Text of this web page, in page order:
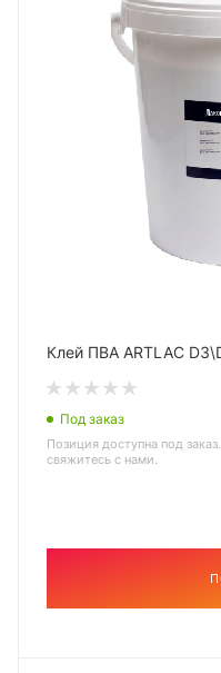
Клей ПВА ARTLAC
Под заказ
Позиция доступна под
свяжитесь с нами.